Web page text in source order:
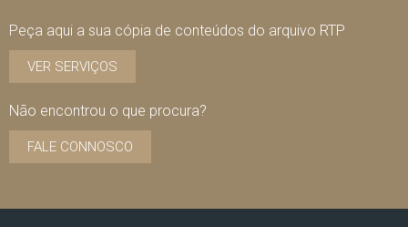
Peça aqui a sua cópia de conteúdos do arquivo RTP
VER SERVIÇOS
Não encontrou o que procura?
FALE CONNOSCO